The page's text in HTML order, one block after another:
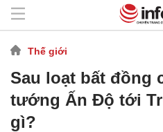
Thế giới
Sau loạt bất đồng
tướng Ấn Độ tới
gì?